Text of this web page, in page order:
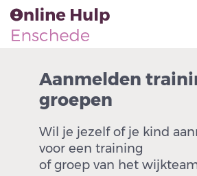
Aanmelden
groepen
Wil je jezelf of je kind
voor een training
of groep van het